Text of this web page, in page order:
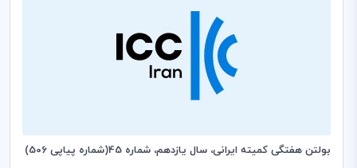
بولتن هفتگی کمیته ایرانی، سال یازدهم، شماره 45(شماره پیاپی 506)